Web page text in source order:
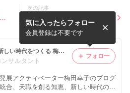
次の記事
自己PRは声に出して読んで
みる
魂の望みのままに新しい時代をつくる 梅田幸子のブログ
サルタント
展アクティベーター梅田幸子のブログ
合、天職を創る知恵、新しい時代の生
気に入ったらフォロー
会員登録は不要です
フォロー